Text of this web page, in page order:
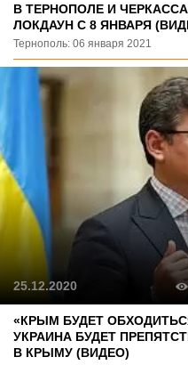
В ТЕРНОПОЛЕ И
ЛОКДАУН С 8 ЯНВАРЯ
Тернополь: 06 января 2021
«КРЫМ БУДЕТ
УКРАИНА БУДЕТ
В КРЫМУ (ВИДЕО)
25.12.2020